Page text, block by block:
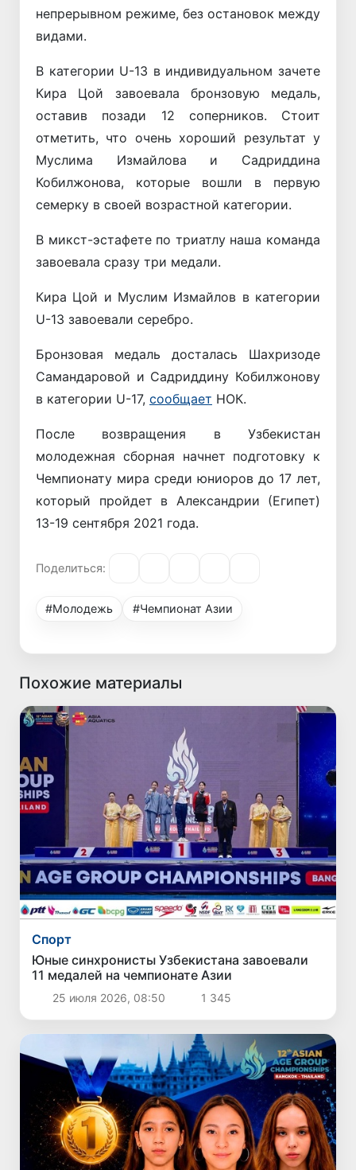
непрерывном режиме, без остановок между
видами.
В категории U-13 в индивидуальном зачете
Кира Цой завоевала бронзовую медаль,
оставив позади 12 соперников. Стоит
отметить, что очень хороший результат у
Муслима Измайлова и Садриддина
Кобилжонова, которые вошли в первую
семерку в своей возрастной категории.
В микст-эстафете по триатлу наша команда
завоевала сразу три медали.
Кира Цой и Муслим Измайлов в категории
U-13 завоевали серебро.
Бронзовая медаль досталась Шахризоде
Самандаровой и Садриддину Кобилжонову
в категории U-17, сообщает НОК.
После возвращения в Узбекистан
молодежная сборная начнет подготовку к
Чемпионату мира среди юниоров до 17 лет,
который пройдет в Александрии (Египет)
13-19 сентября 2021 года.
Поделиться:
#Молодежь #Чемпионат Азии
Похожие материалы
Спорт
Юные синхронисты Узбекистана завоевали
11 медалей на чемпионате Азии
25 июля 2026, 08:50 1 345